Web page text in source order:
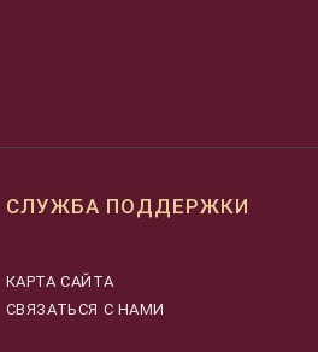
СЛУЖБА ПОДДЕРЖКИ
КАРТА САЙТА
СВЯЗАТЬСЯ С НАМИ